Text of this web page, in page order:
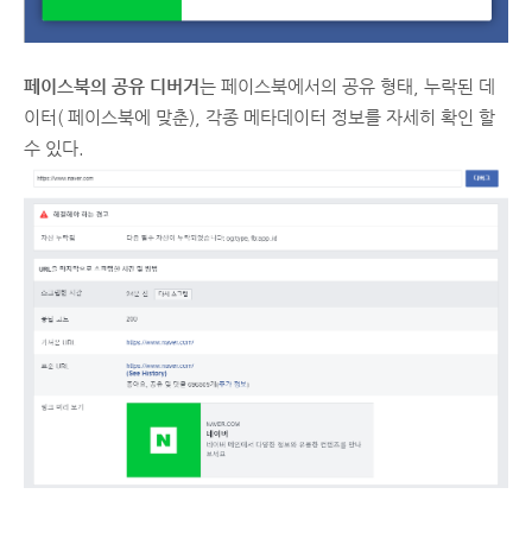
페이스북의 공유 디버거는 페이스북에서의 공유 형태, 누락된 데
이터( 페이스북에 맞춘), 각종 메타데이터 정보를 자세히 확인 할
수 있다.